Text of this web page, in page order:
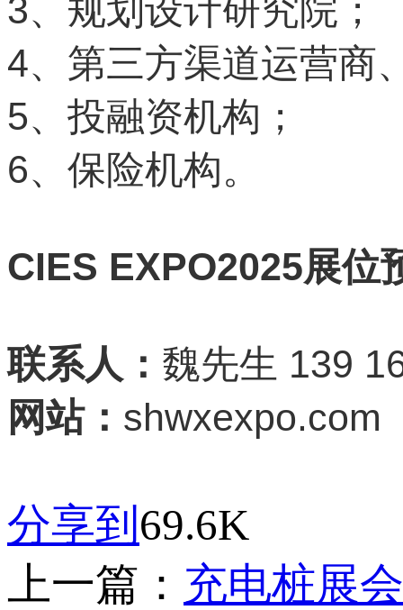
3、规划设计研究院；
4、第三方渠道运营商
5、投融资机构；
6、保险机构。
CIES EXPO2025展位
联系人： 魏先生 139
网站： shwxexpo.com
分享到 69.6K
上一篇： 充电桩展